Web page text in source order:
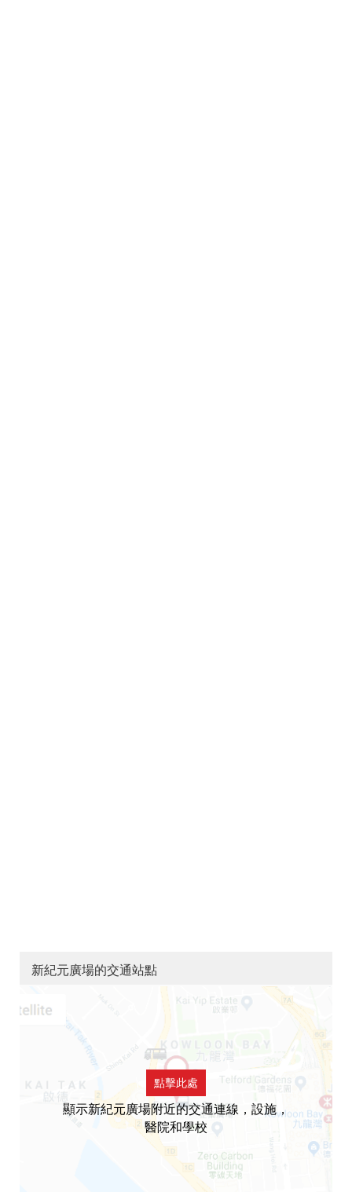
新紀元廣場的交通站點
點擊此處
顯示新紀元廣場附近的交通連線，設施，
醫院和學校